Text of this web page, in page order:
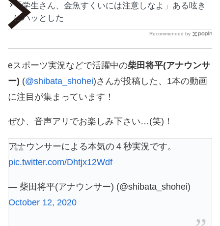
「学生さん、金魚すくいには注意しなよ」ある呟き
にハッとした
Recommended by
eスポーツ実況などで活躍中の柴田将平(アナウンサ
ー) (@shibata_shohei)さんが投稿した、1本の動画
に注目が集まっています！
ぜひ、音声アリでお楽しみ下さい…(笑)！
アナウンサーによる本気の４秒実況です。
pic.twitter.com/Dhtjx12Wdf
— 柴田将平(アナウンサー) (@shibata_shohei)
October 12, 2020